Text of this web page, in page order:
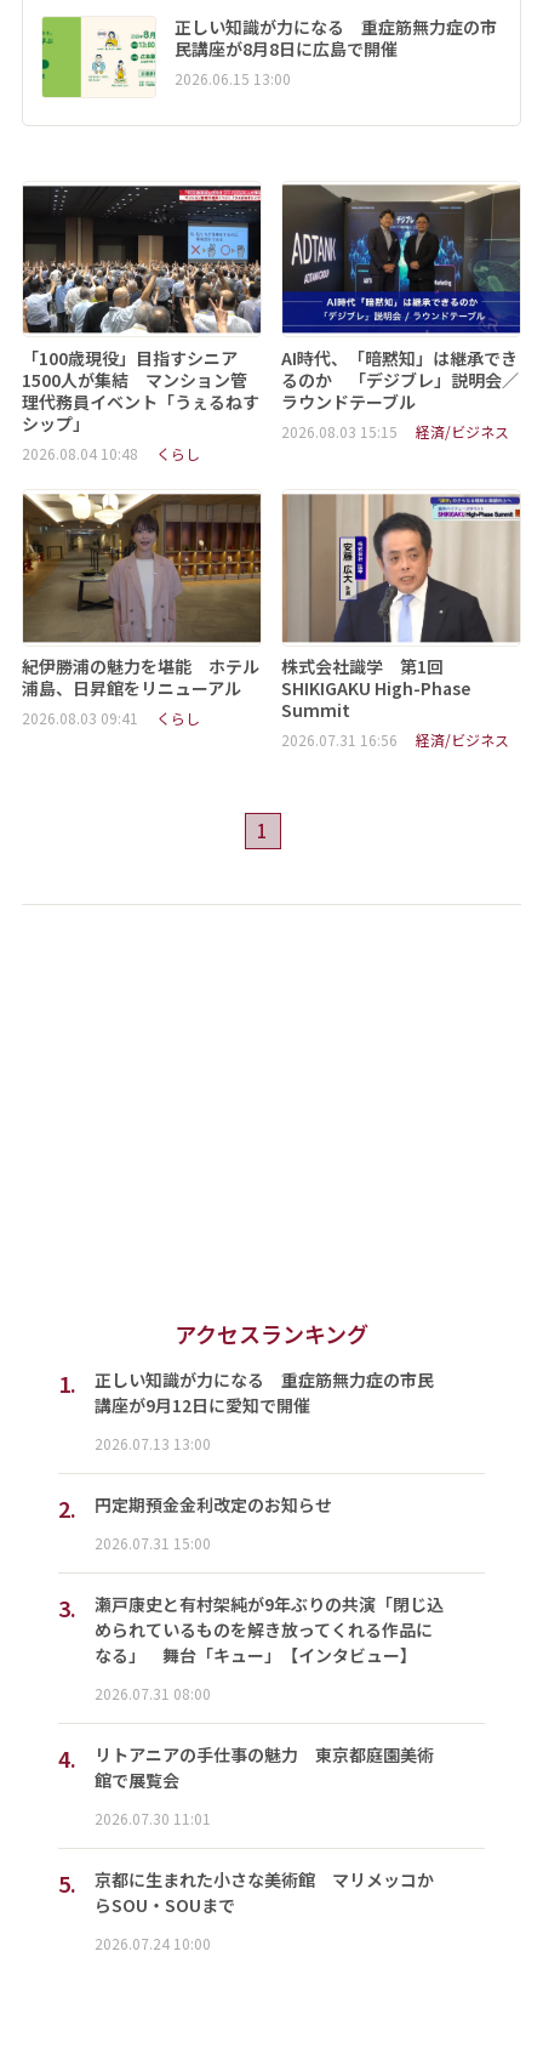
正しい知識が力になる 重症筋無力症の市
民講座が8月8日に広島で開催
2026.06.15 13:00
「100歳現役」目指すシニア
1500人が集結 マンション管
理代務員イベント「うぇるねす
シップ」
2026.08.04 10:48 くらし
AI時代、「暗黙知」は継承でき
るのか 「デジブレ」説明会／
ラウンドテーブル
2026.08.03 15:15 経済/ビジネス
紀伊勝浦の魅力を堪能 ホテル
浦島、日昇館をリニューアル
2026.08.03 09:41 くらし
株式会社識学 第1回
SHIKIGAKU High-Phase
Summit
2026.07.31 16:56 経済/ビジネス
1
アクセスランキング
1.
正しい知識が力になる 重症筋無力症の市民
講座が9月12日に愛知で開催
2026.07.13 13:00
2. 円定期預金金利改定のお知らせ
2026.07.31 15:00
3.
瀬戸康史と有村架純が9年ぶりの共演「閉じ込
められているものを解き放ってくれる作品に
なる」 舞台「キュー」【インタビュー】
2026.07.31 08:00
4.
リトアニアの手仕事の魅力 東京都庭園美術
館で展覧会
2026.07.30 11:01
5.
京都に生まれた小さな美術館 マリメッコか
らSOU・SOUまで
2026.07.24 10:00